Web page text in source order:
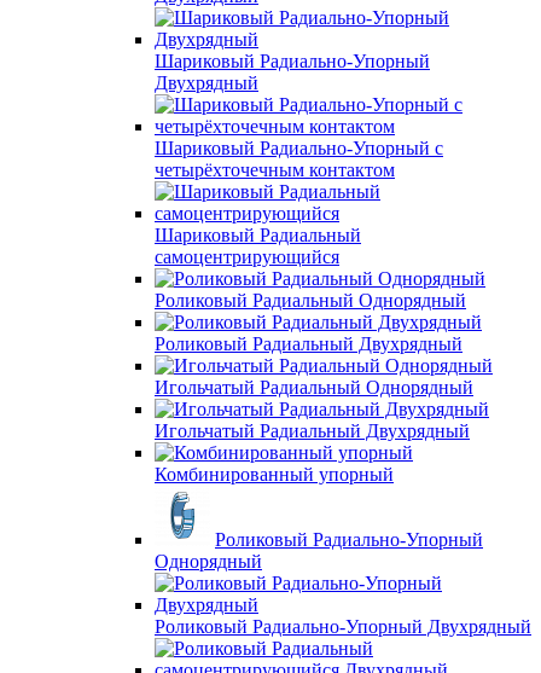
Шариковый Радиально-Упорный
Двухрядный
Шариковый Радиально-Упорный с
четырёхточечным контактом
Шариковый Радиальный
самоцентрирующийся
Роликовый Радиальный Однорядный
Роликовый Радиальный Двухрядный
Игольчатый Радиальный Однорядный
Игольчатый Радиальный Двухрядный
Комбинированный упорный
Роликовый Радиально-Упорный
Однорядный
Роликовый Радиально-Упорный Двухрядный